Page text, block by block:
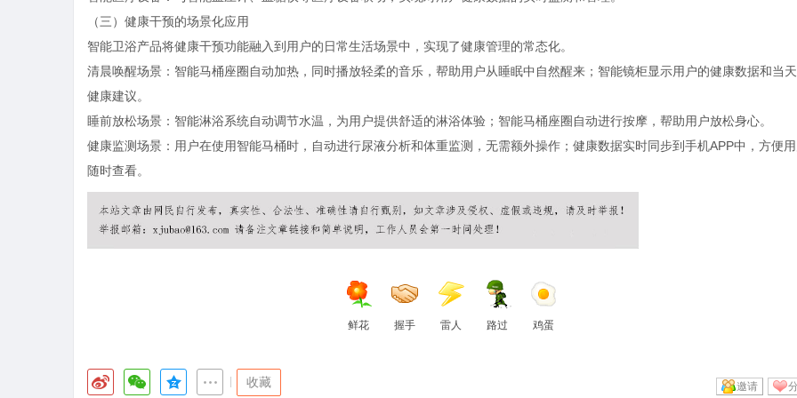
（三）健康干预的场景化应用
智能卫浴产品将健康干预功能融入到用户的日常生活场景中，实现了健康管理的常态化。
清晨唤醒场景：智能马桶座圈自动加热，同时播放轻柔的音乐，帮助用户从睡眠中自然醒来；智能镜柜显示用户的健康数据和当
健康建议。
睡前放松场景：智能淋浴系统自动调节水温，为用户提供舒适的淋浴体验；智能马桶座圈自动进行按摩，帮助用户放松身心。
健康监测场景：用户在使用智能马桶时，自动进行尿液分析和体重监测，无需额外操作；健康数据实时同步到手机APP中，方便
随时查看。
鲜花 握手 雷人 路过 鸡蛋
收藏 邀请